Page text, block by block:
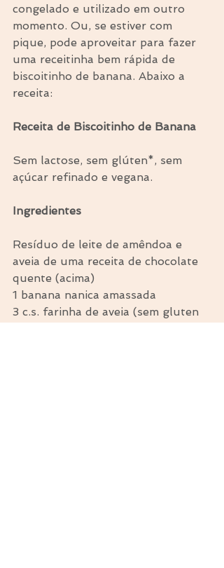
congelado e utilizado em outro
momento. Ou, se estiver com
pique, pode aproveitar para fazer
uma receitinha bem rápida de
biscoitinho de banana. Abaixo a
receita:
Receita de Biscoitinho de Banana
Sem lactose, sem glúten*, sem
açúcar refinado e vegana.
Ingredientes
Resíduo de leite de amêndoa e
aveia de uma receita de chocolate
quente (acima)
1 banana nanica amassada
3 c.s. farinha de aveia (sem gluten